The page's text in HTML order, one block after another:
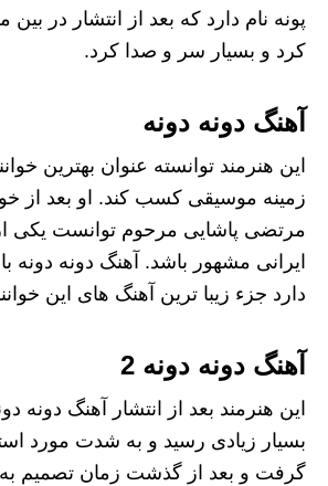
پونه نام دارد که بعد از انتشار در
کرد و بسیار سر و صدا کرد.
آهنگ دونه دونه
این هنرمند توانسته عنوان بهترین
زمینه موسیقی کسب کند. او بعد از
مرتضی پاشایی مرحوم توانست یکی
ایرانی مشهور باشد. آهنگ دونه
دارد جزء زیبا ترین آهنگ های این
آهنگ دونه دونه 2
این هنرمند بعد از انتشار آهنگ دونه
بسیار زیادی رسید و به شدت مورد
گرفت و بعد از گذشت زمان تصمیم به